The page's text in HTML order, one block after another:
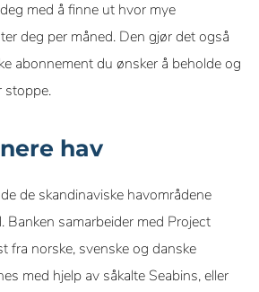
med å finne ut hvor mye
deg per måned. Den gjør det også
abonnement du ønsker å beholde og
stoppe.
hav
de skandinaviske havområdene
Banken samarbeider med Project
fra norske, svenske og danske
med hjelp av såkalte Seabins, eller